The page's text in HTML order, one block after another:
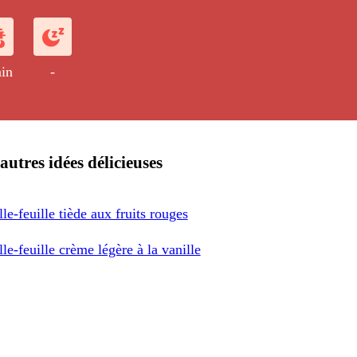
-
idées délicieuses
feuille tiède aux fruits rouges
feuille crème légère à la vanille